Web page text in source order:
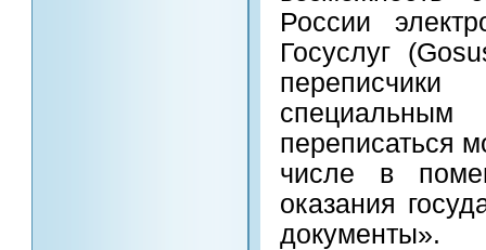
России
Госуслуг
переписаться
числе в
оказания
документы».